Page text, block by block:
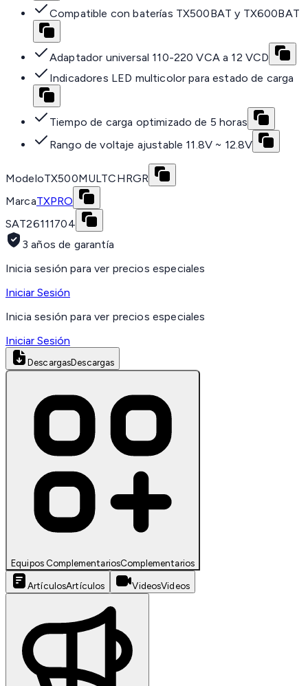
Compatible con baterías TX500BAT y TX600BAT
Adaptador universal 110-220 VCA a 12 VCD
Indicadores LED multicolor para estado de carga
Tiempo de carga optimizado de 5 horas
Rango de voltaje ajustable 11.8V ~ 12.8V
ModeloTX500MULTCHRGR
MarcaTXPRO
SAT26111704
3 años de garantía
Inicia sesión para ver precios especiales
Iniciar Sesión
Inicia sesión para ver precios especiales
Iniciar Sesión
DescargasDescargas
Equipos ComplementariosComplementarios
ArtículosArtículos VideosVideos